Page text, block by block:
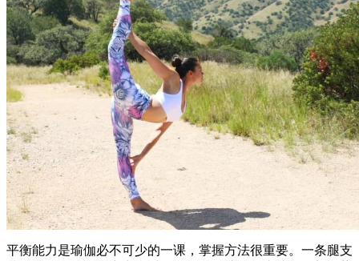
平衡能力是瑜伽必不可少的一课，掌握方法很重要。一条腿支